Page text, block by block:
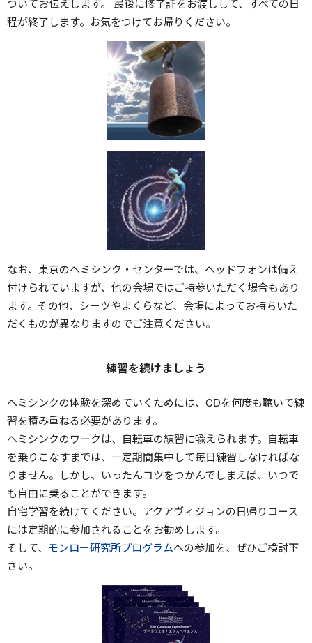
ついてお伝えします。 最後に修了証をお渡しして、すべての日
程が終了します。お気をつけてお帰りください。
なお、東京のヘミシンク・センターでは、ヘッドフォンは備え
付けられていますが、他の会場ではご持参いただく場合もあり
ます。その他、シーツやまくらなど、会場によってお持ちいた
だくものが異なりますのでご注意ください。
練習を続けましょう
ヘミシンクの体験を深めていくためには、CDを何度も聴いて練
習を積み重ねる必要があります。
ヘミシンクのワークは、自転車の練習に喩えられます。自転車
を乗りこなすまでは、一定期間集中して毎日練習しなければな
りません。しかし、いったんコツをつかんでしまえば、いつで
も自由に乗ることができます。
自宅学習を続けてください。アクアヴィジョンの日帰りコース
には定期的に参加されることをお勧めします。
そして、 モンロー研究所プログラムへの参加を、ぜひご検討下
さい。